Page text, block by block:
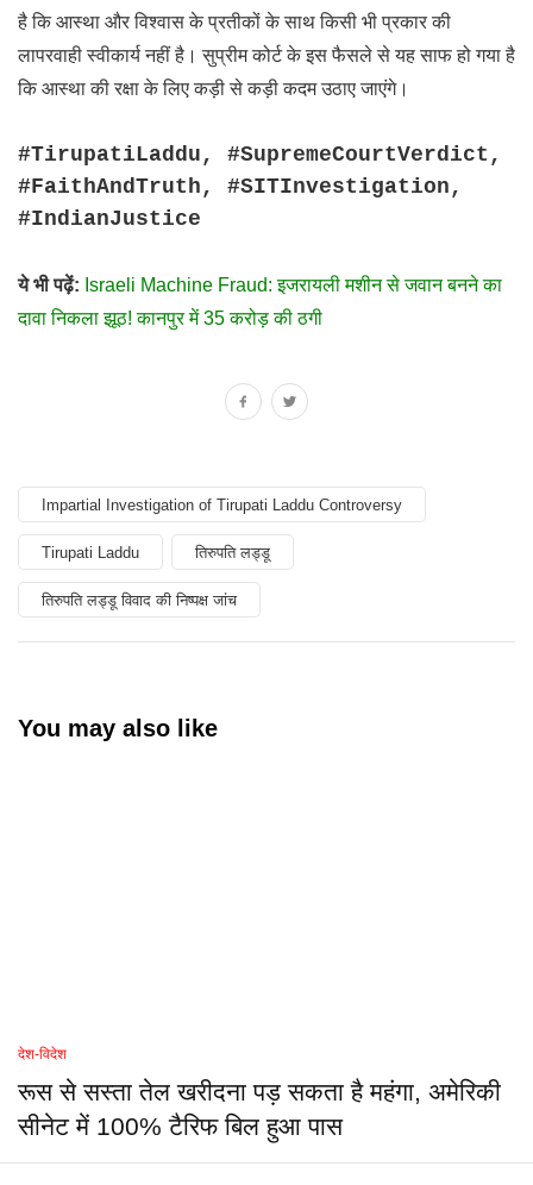
है कि आस्था और विश्वास के प्रतीकों के साथ किसी भी प्रकार की
लापरवाही स्वीकार्य नहीं है। सुप्रीम कोर्ट के इस फैसले से यह साफ हो गया है
कि आस्था की रक्षा के लिए कड़ी से कड़ी कदम उठाए जाएंगे।
#TirupatiLaddu, #SupremeCourtVerdict,
#FaithAndTruth, #SITInvestigation,
#IndianJustice
ये भी पढ़ें: Israeli Machine Fraud: इजरायली मशीन से जवान बनने का
दावा निकला झूठ! कानपुर में 35 करोड़ की ठगी
Impartial Investigation of Tirupati Laddu Controversy
Tirupati Laddu तिरुपति लड्डू
तिरुपति लड्डू विवाद की निष्पक्ष जांच
You may also like
देश-विदेश
रूस से सस्ता तेल खरीदना पड़ सकता है महंगा, अमेरिकी
सीनेट में 100% टैरिफ बिल हुआ पास